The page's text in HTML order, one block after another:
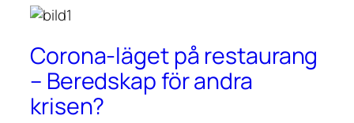
Corona-läget på restaurang
– Beredskap för andra
krisen?